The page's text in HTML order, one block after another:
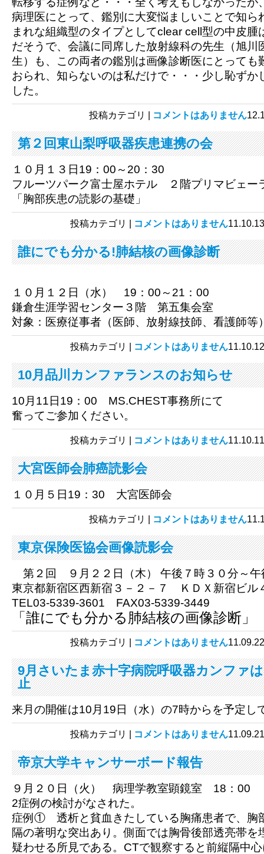
病理医にとって、鑑別に大変悩ましいことで知ら
まれな組織型のタイプとしてclear cell型の中皮腫
だそうで、会議に同席した放射線科の先生（旭川
生）も、この両者の鑑別は画像診断医にとっても
おられ、知らないのは私だけで・・・少し恥ずか
した。
投稿カテゴリ | コメントはありません
第２回東山梨呼吸器疾患連携の会
１０月１３日19：00～20：30
フルーツパーク富士屋ホテル ２階プリマビェー
「胸部疾患の読影の基礎」
投稿カテゴリ | コメントはありません
誰にでも分かる!肺結核の画像診断
１０月１２日（水） 19：00～21：00
鎌倉生涯学習センター３階 第五集会室
対象：医療従事者（医師、放射線技師、看護師等
投稿カテゴリ | コメントはありません
10月品川カンファランスのお知らせ
10月11日19：00 MS.CHEST事務所にて
奮ってご参加ください。
投稿カテゴリ | コメントはありません
大宮医師会肺癌読影会
１０月５日19：30 大宮医師会
投稿カテゴリ | コメントはありません
東京保険医協会画像読影会
第２回 ９月２２日（木） 午後７時３０分～午
東京都新宿区西新宿３－２－７ ＫＤＸ新宿ビル
TEL03-5339-3601 FAX03-5339-3449
「誰にでも分かる肺結核の画像診断」
投稿カテゴリ | コメントはありません
9月さいたま赤十字病院呼吸器カンファ
止
来月の開催は10月19日（水）の7時からを予定し
投稿カテゴリ | コメントはありません
帝京大学キャンサーボード報告
９月２０日（火） 病理学教室顕鏡室 18：00
2症例の検討がなされた。
症例① 透析と貧血きたしている胸痛患者で、胸
隔の著明な突出あり。側面では胸骨後部透亮帯を
疑わせる所見である。CTで観察すると前縦隔中